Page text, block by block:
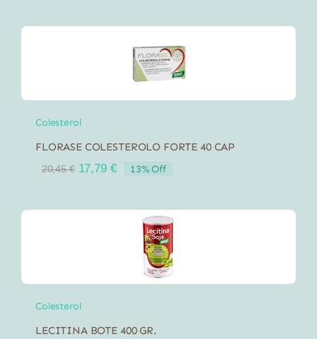
Colesterol
FLORASE COLESTEROLO FORTE 40 CAP
20,45€ El
era:
17,79 €El
es:
17,79 €.
13% Off
Colesterol
LECITINA BOTE 400 GR.